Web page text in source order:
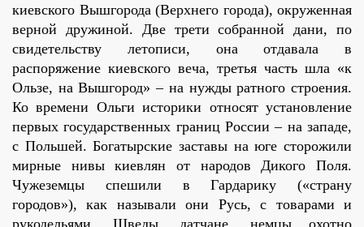
киевского Вышгорода (Верхнего города), окруженная
верной дружиной. Две трети собранной дани, по
свидетельству летописи, она отдавала в
распоряжение киевского веча, третья часть шла «к
Ользе, на Вышгород» – на нужды ратного строения.
Ко времени Ольги историки относят установление
первых государственных границ России – на западе,
с Польшей. Богатырские заставы на юге сторожили
мирные нивы киевлян от народов Дикого Поля.
Чужеземцы спешили в Гардарику («страну
городов»), как называли они Русь, с товарами и